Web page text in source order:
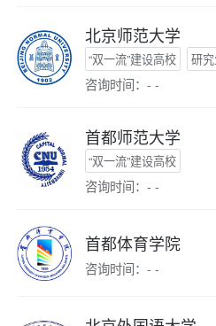
北京师范大学
“双一流”建设高校 研
咨询时间：- -
首都师范大学
“双一流”建设高校
咨询时间：- -
首都体育学院
咨询时间：- -